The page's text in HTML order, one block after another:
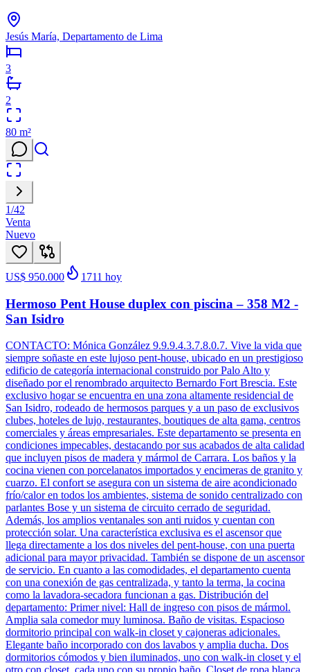
Jesús María, Departamento de Lima
3
2
80 m²
1/42
Venta
Nuevo
US$ 950.000 1711 hoy
Hermoso Pent House duplex con piscina – 358 M2 -
San Isidro
CONTACTO: Mónica González 9.9.9.4.3.7.8.0.7. Vive la vida que
siempre soñaste en este lujoso pent-house, ubicado en un prestigioso
edificio de categoría internacional construido por Palo Alto y
diseñado por el renombrado arquitecto Bernardo Fort Brescia. Este
exclusivo hogar se encuentra en una zona altamente residencial de
San Isidro, rodeado de hermosos parques y a un paso de exclusivos
clubes, hoteles de lujo, restaurantes, boutiques de alta gama, centros
comerciales y áreas empresariales. Este departamento se presenta en
condiciones impecables, destacando por sus acabados de alta calidad
que incluyen pisos de madera y mármol de Carrara. Los baños y la
cocina vienen con porcelanatos importados y encimeras de granito y
cuarzo. El confort se asegura con un sistema de aire acondicionado
frío/calor en todos los ambientes, sistema de sonido centralizado con
parlantes Bose y un sistema de circuito cerrado de seguridad.
Además, los amplios ventanales son anti ruidos y cuentan con
protección solar. Una característica exclusiva es el ascensor que
llega directamente a los dos niveles del pent-house, con una puerta
adicional para mayor privacidad. También se dispone de un ascensor
de servicio. En cuanto a las comodidades, el departamento cuenta
con una conexión de gas centralizada, y tanto la terma, la cocina
como la lavadora-secadora funcionan a gas. Distribución del
departamento: Primer nivel: Hall de ingreso con pisos de mármol.
Amplia sala comedor muy luminosa. Baño de visitas. Espacioso
dormitorio principal con walk-in closet y cajoneras adicionales.
Elegante baño incorporado con dos lavabos y amplia ducha. Dos
dormitorios cómodos y bien iluminados, uno con walk-in closet y el